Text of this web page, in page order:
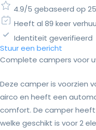
4.9/5 gebaseerd op
Heeft al 89 keer
Identiteit geverifieerd
Stuur een bericht
Complete campers voor
Deze camper is voorzien
airco en heeft een
comfort. De camper
welke geschikt is voor 2